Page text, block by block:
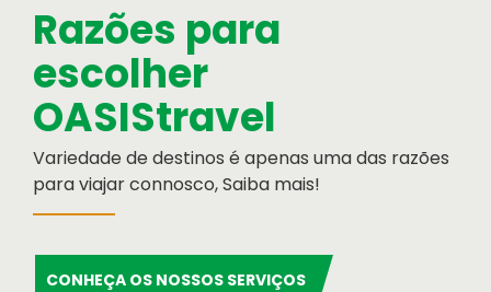
Formulário de pagamento por cartão de
Razões para
escolher
OASIStravel
Variedade de destinos é apenas uma das razões
para viajar connosco, Saiba mais!
CONHEÇA OS NOSSOS SERVIÇOS